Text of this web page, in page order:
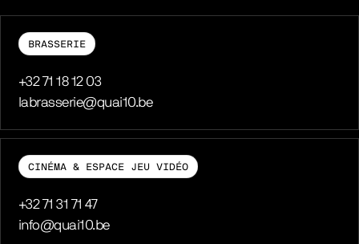
BRASSERIE
Téléphone
+32 71 18 12 03
E-mail
labrasserie@quai10.be
CINÉMA & ESPACE JEU VIDÉO
Téléphone
+32 71 31 71 47
E-mail
info@quai10.be